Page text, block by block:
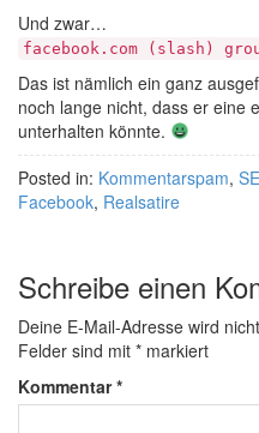
Und zwar…
facebook.com (slash)
Das ist nämlich ein ganz
noch lange nicht, dass er eine
unterhalten könnte.
Posted in: Kommentarspam,
Facebook, Realsatire
Schreibe einen
Deine E-Mail-Adresse wird
Felder sind mit * markiert
Kommentar*